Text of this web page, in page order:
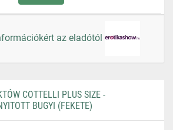
az eladótól
COTTELLI PLUS SIZE -
BUGYI (FEKETE)